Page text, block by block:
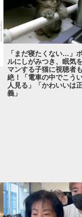
「まだ寝たくない…」
ルにしがみつき、眠気
マンする子猫に視聴者
絶！「電車の中でこう
人見る」「かわいいは
義」